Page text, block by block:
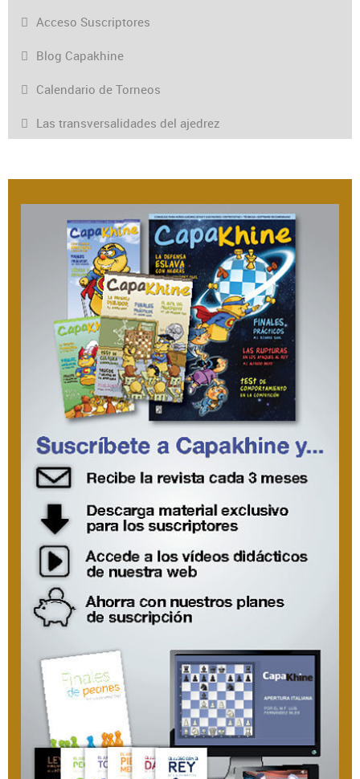
Acceso Suscriptores
Blog Capakhine
Calendario de Torneos
Las transversalidades del ajedrez